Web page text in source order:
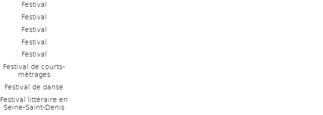
Festival
Festival
Festival
Festival
Festival
Festival de courts-
métrages
Festival de danse
Festival littéraire en
Seine-Saint-Denis